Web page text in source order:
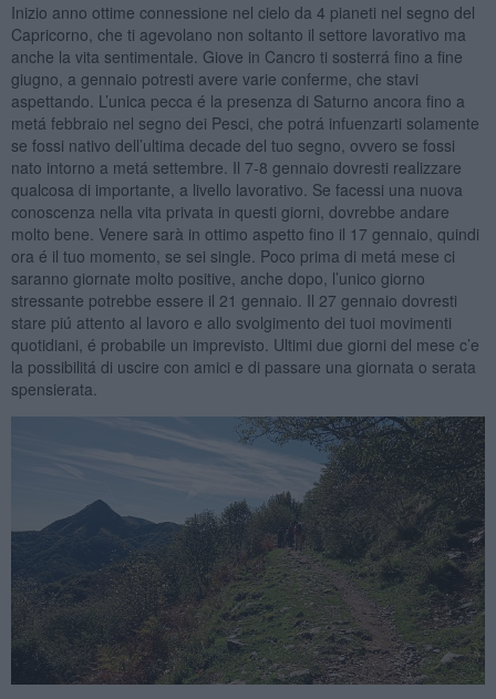
Inizio anno ottime connessione nel cielo da 4 pianeti nel segno del
Capricorno, che ti agevolano non soltanto il settore lavorativo ma
anche la vita sentimentale. Giove in Cancro ti sosterrá fino a fine
giugno, a gennaio potresti avere varie conferme, che stavi
aspettando. L’unica pecca é la presenza di Saturno ancora fino a
metá febbraio nel segno dei Pesci, che potrá infuenzarti solamente
se fossi nativo dell’ultima decade del tuo segno, ovvero se fossi
nato intorno a metá settembre. Il 7-8 gennaio dovresti realizzare
qualcosa di importante, a livello lavorativo. Se facessi una nuova
conoscenza nella vita privata in questi giorni, dovrebbe andare
molto bene. Venere sarà in ottimo aspetto fino il 17 gennaio, quindi
ora é il tuo momento, se sei single. Poco prima di metá mese ci
saranno giornate molto positive, anche dopo, l’unico giorno
stressante potrebbe essere il 21 gennaio. Il 27 gennaio dovresti
stare piú attento al lavoro e allo svolgimento dei tuoi movimenti
quotidiani, é probabile un imprevisto. Ultimi due giorni del mese c’e
la possibilitá di uscire con amici e di passare una giornata o serata
spensierata.